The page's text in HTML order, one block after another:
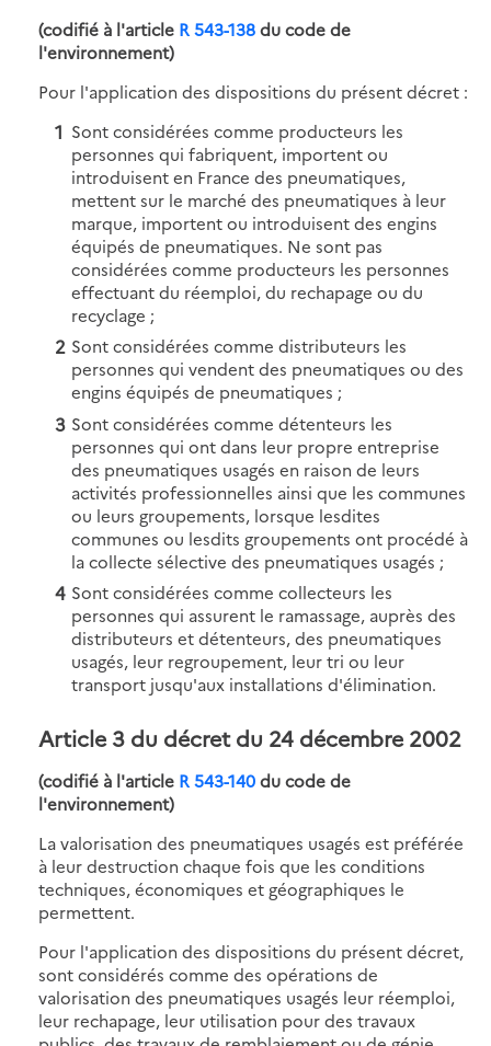
(codifié à l'article R 543-138du code de
l'environnement)
Pour l'application des dispositions du présent décret :
Sont considérées comme producteurs les
personnes qui fabriquent, importent ou
introduisent en France des pneumatiques,
mettent sur le marché des pneumatiques à leur
marque, importent ou introduisent des engins
équipés de pneumatiques. Ne sont pas
considérées comme producteurs les personnes
effectuant du réemploi, du rechapage ou du
recyclage ;
Sont considérées comme distributeurs les
personnes qui vendent des pneumatiques ou des
engins équipés de pneumatiques ;
Sont considérées comme détenteurs les
personnes qui ont dans leur propre entreprise
des pneumatiques usagés en raison de leurs
activités professionnelles ainsi que les communes
ou leurs groupements, lorsque lesdites
communes ou lesdits groupements ont procédé à
la collecte sélective des pneumatiques usagés ;
Sont considérées comme collecteurs les
personnes qui assurent le ramassage, auprès des
distributeurs et détenteurs, des pneumatiques
usagés, leur regroupement, leur tri ou leur
transport jusqu'aux installations d'élimination.
Article 3 du décret du 24 décembre 2002
(codifié à l'article R 543-140du code de
l'environnement)
La valorisation des pneumatiques usagés est préférée
à leur destruction chaque fois que les conditions
techniques, économiques et géographiques le
permettent.
Pour l'application des dispositions du présent décret,
sont considérés comme des opérations de
valorisation des pneumatiques usagés leur réemploi,
leur rechapage, leur utilisation pour des travaux